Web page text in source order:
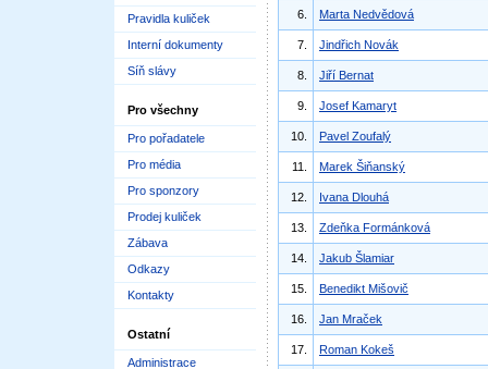
Pravidla kuliček
Interní dokumenty
Síň slávy
Pro všechny
Pro pořadatele
Pro média
Pro sponzory
Prodej kuliček
Zábava
Odkazy
Kontakty
Ostatní
Administrace
6. Marta Nedvědová
7. Jindřich Novák
8. Jiří Bernat
9. Josef Kamaryt
10. Pavel Zoufalý
11. Marek Šiňanský
12. Ivana Dlouhá
13. Zdeňka Formánková
14. Jakub Šlamiar
15. Benedikt Mišovič
16. Jan Mraček
17. Roman Kokeš